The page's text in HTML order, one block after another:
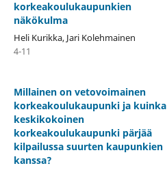
korkeakoulukaupunkien
näkökulma
Heli Kurikka, Jari Kolehmainen
4-11
Millainen on vetovoimainen
korkeakoulukaupunki ja kuinka
keskikokoinen
korkeakoulukaupunki pärjää
kilpailussa suurten kaupunkien
kanssa?